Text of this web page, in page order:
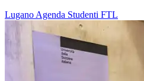
Lugano Agenda Studenti FTL